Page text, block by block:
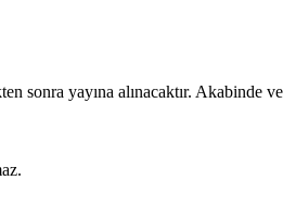
sonra yayına alınacaktır. Akabinde